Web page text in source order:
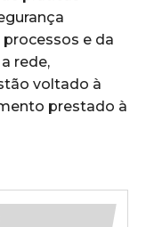
e da
rede,
voltado à
prestado à